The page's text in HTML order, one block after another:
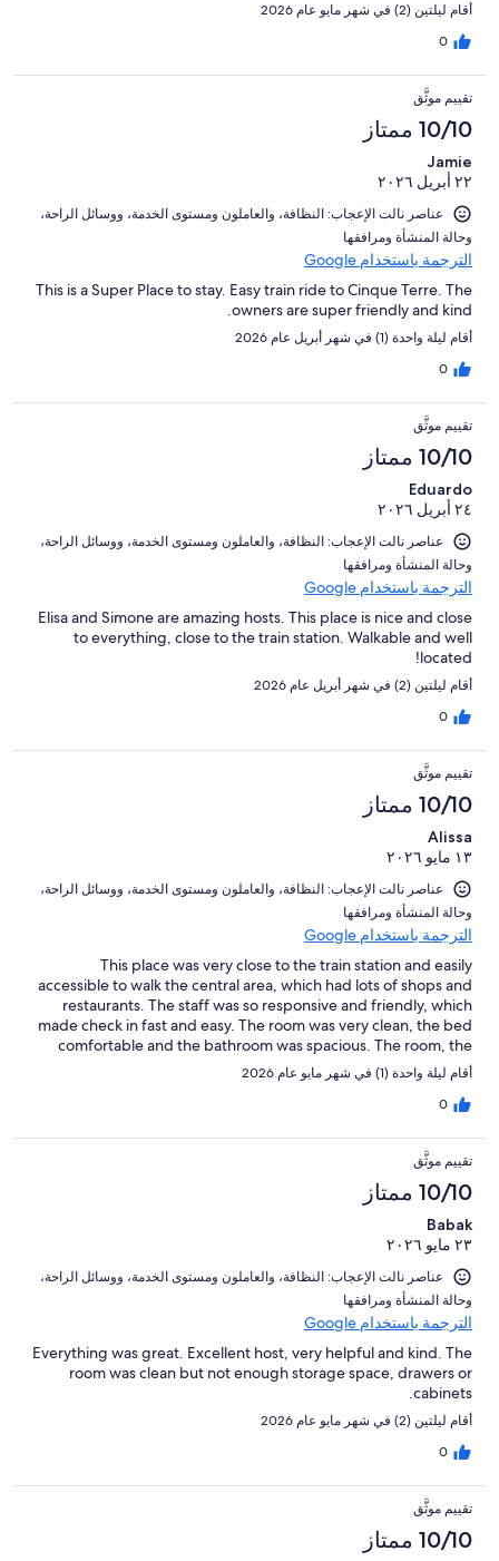
أقام ليلتين (2) في شهر مايو عام 2026
0
تقييم موثَّق
10/10 ممتاز
Jamie
٢٢ أبريل ٢٠٢٦
عناصر نالت الإعجاب: ⁦النظافة⁩، و⁦العاملون ومستوى الخدمة⁩، و⁦وسائل الراحة⁩،
و⁦حالة المنشأة ومرافقها⁩
الترجمة باستخدام Google
This is a Super Place to stay. Easy train ride to Cinque Terre. The
owners are super friendly and kind.
أقام ليلة واحدة (1) في شهر أبريل عام 2026
0
تقييم موثَّق
10/10 ممتاز
Eduardo
٢٤ أبريل ٢٠٢٦
عناصر نالت الإعجاب: ⁦النظافة⁩، و⁦العاملون ومستوى الخدمة⁩، و⁦وسائل الراحة⁩،
و⁦حالة المنشأة ومرافقها⁩
الترجمة باستخدام Google
Elisa and Simone are amazing hosts. This place is nice and close
to everything, close to the train station. Walkable and well
located!
أقام ليلتين (2) في شهر أبريل عام 2026
0
تقييم موثَّق
10/10 ممتاز
Alissa
١٣ مايو ٢٠٢٦
عناصر نالت الإعجاب: ⁦النظافة⁩، و⁦العاملون ومستوى الخدمة⁩، و⁦وسائل الراحة⁩،
و⁦حالة المنشأة ومرافقها⁩
الترجمة باستخدام Google
This place was very close to the train station and easily
accessible to walk the central area, which had lots of shops and
restaurants. The staff was so responsive and friendly, which
made check in fast and easy. The room was very clean, the bed
comfortable and the bathroom was spacious. The room, the
location and the staff provided a wonderful overnight for us in
La Spezia.
أقام ليلة واحدة (1) في شهر مايو عام 2026
0
تقييم موثَّق
10/10 ممتاز
Babak
٢٣ مايو ٢٠٢٦
عناصر نالت الإعجاب: ⁦النظافة⁩، و⁦العاملون ومستوى الخدمة⁩، و⁦وسائل الراحة⁩،
و⁦حالة المنشأة ومرافقها⁩
الترجمة باستخدام Google
Everything was great. Excellent host, very helpful and kind. The
room was clean but not enough storage space, drawers or
cabinets.
أقام ليلتين (2) في شهر مايو عام 2026
0
تقييم موثَّق
10/10 ممتاز